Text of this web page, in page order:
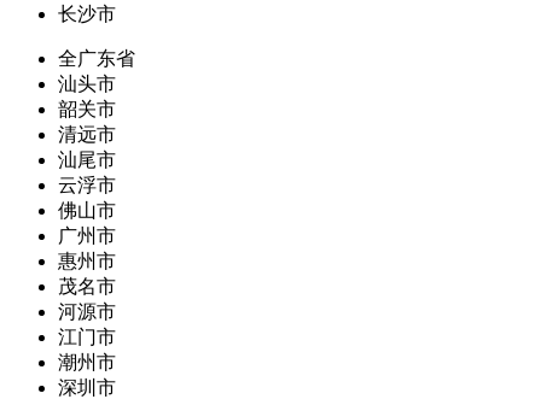
长沙市
全广东省
汕头市
韶关市
清远市
汕尾市
云浮市
佛山市
广州市
惠州市
茂名市
河源市
江门市
潮州市
深圳市